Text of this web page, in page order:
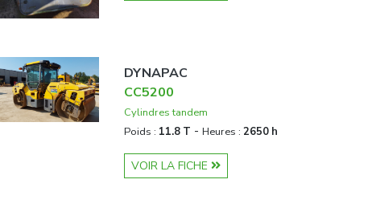
DYNAPAC
CC5200
Cylindres tandem
Poids : 11.8 T - Heures : 2650 h
VOIR LA FICHE